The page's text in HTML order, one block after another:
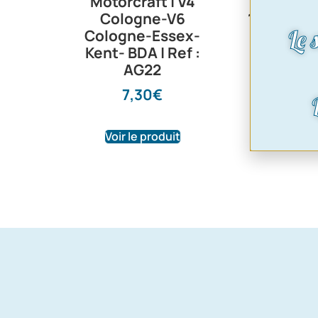
Cologne-V6
Cologne-Essex-
Kent- BDA | Ref :
AG22
7,30€
Voir le produit
1300 a
11/
80,95
Le